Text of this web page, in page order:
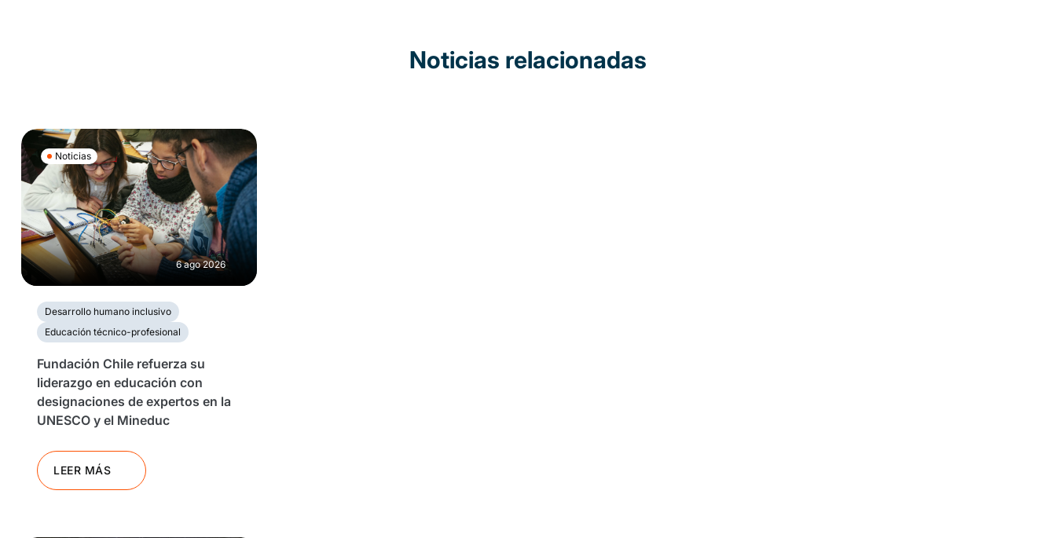
Noticias relacionadas
Noticias
6 ago 2026
Desarrollo humano inclusivo
Educación técnico-profesional
Fundación Chile refuerza su
liderazgo en educación con
designaciones de expertos en la
UNESCO y el Mineduc
LEER MÁS